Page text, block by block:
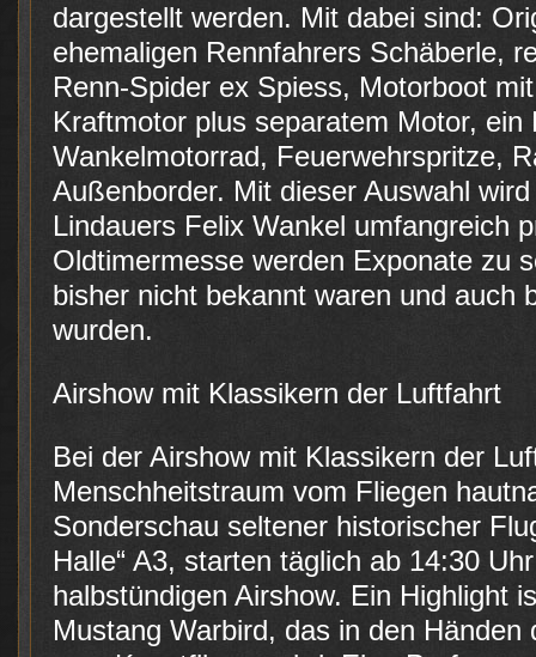
dargestellt werden. Mit dabei sind:
ehemaligen Rennfahrers Schäberle,
Renn-Spider ex Spiess, Motorboot
Kraftmotor plus separatem Motor, ein
Wankelmotorrad, Feuerwehrspritze,
Außenborder. Mit dieser Auswahl
Lindauers Felix Wankel umfangreich
Oldtimermesse werden Exponate zu
bisher nicht bekannt waren und auch
wurden.
Airshow mit Klassikern der Luftfahrt
Bei der Airshow mit Klassikern der
Menschheitstraum vom Fliegen
Sonderschau seltener historischer
Halle“ A3, starten täglich ab 14:30
halbstündigen Airshow. Ein Highlight
Mustang Warbird, das in den Händen